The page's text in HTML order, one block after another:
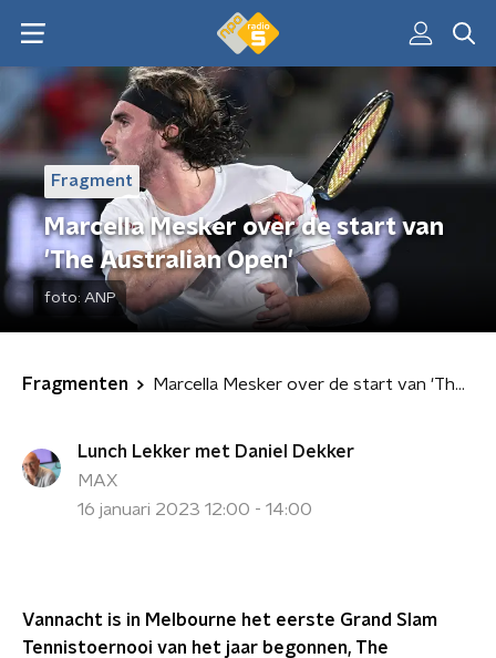
Fragment
Marcella Mesker over de start van
'The Australian Open'
foto: ANP
Fragmenten Marcella Mesker over de start van 'The Australian Open'
Lunch Lekker met Daniel Dekker
MAX
16 januari 2023 12:00 - 14:00
Vannacht is in Melbourne het eerste Grand Slam
Tennistoernooi van het jaar begonnen, The